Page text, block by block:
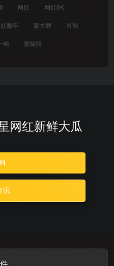
网红 网红PK
红翻车 耍大牌 肖旭
鸣 黄晓明
网红新鲜大瓜
讯